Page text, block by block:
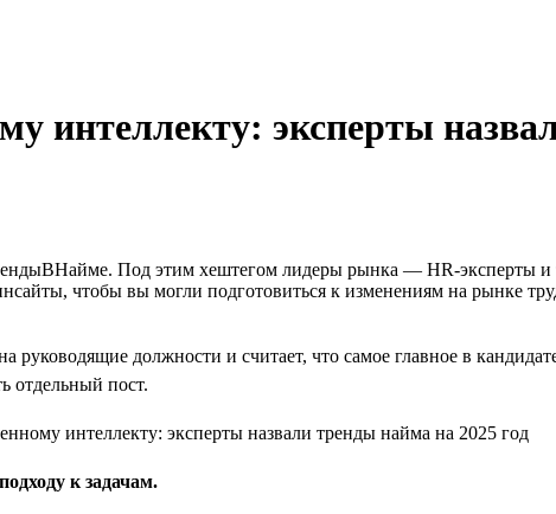
интеллекту: эксперты
Под этим хештегом лидеры рынка — HR-эксперты
чтобы вы могли подготовиться к изменениям на рынке
должности и считает, что самое главное в
отдельный пост.
к задачам.